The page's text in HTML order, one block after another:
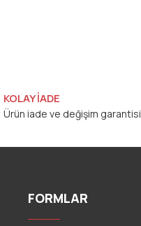
KOLAY İADE
Ürün iade ve değişim garantisi
FORMLAR